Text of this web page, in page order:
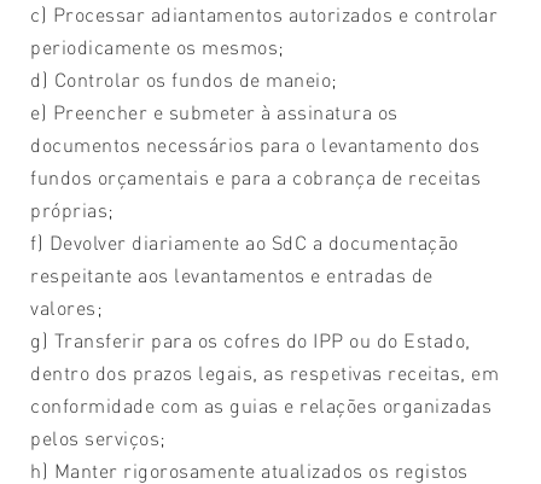
c) Processar adiantamentos autorizados e controlar
periodicamente os mesmos;
d) Controlar os fundos de maneio;
e) Preencher e submeter à assinatura os
documentos necessários para o levantamento dos
fundos orçamentais e para a cobrança de receitas
próprias;
f) Devolver diariamente ao SdC a documentação
respeitante aos levantamentos e entradas de
valores;
g) Transferir para os cofres do IPP ou do Estado,
dentro dos prazos legais, as respetivas receitas, em
conformidade com as guias e relações organizadas
pelos serviços;
h) Manter rigorosamente atualizados os registos